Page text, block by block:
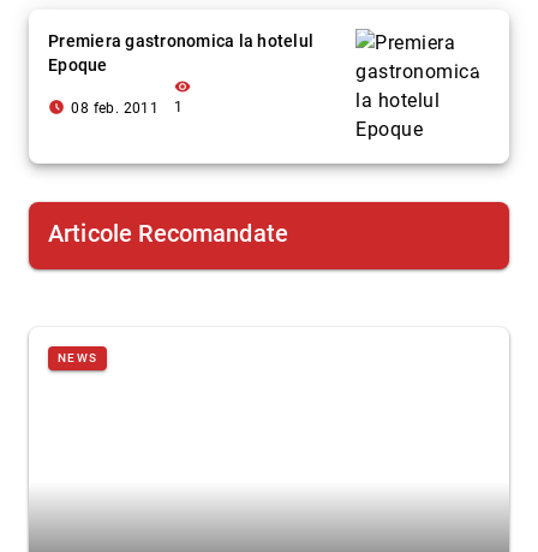
Premiera gastronomica la hotelul
Epoque
access_time_filled 08 feb. 2011
visibility
1
Articole Recomandate
NEWS